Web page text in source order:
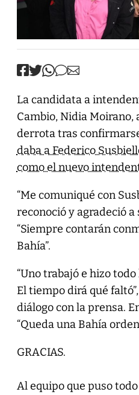
La candidata a
Cambio, Nidia
derrota tras
daba a Federico
como el nuevo
“Me comuniqué con
reconoció y agradeció
“Siempre contarán
Bahía”.
“Uno trabajó e hizo
El tiempo dirá qué
diálogo con la prensa.
“Queda una Bahía
GRACIAS.
Al equipo que puso